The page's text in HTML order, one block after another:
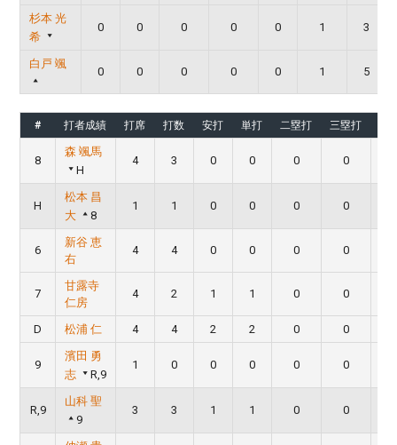
杉本 光
希
0 0 0 0 0 1 3
白戸 颯
0 0 0 0 0 1 5
# 打者成績 打席 打数 安打 単打 二塁打 三塁打
8
森 颯馬
H
4 3 0 0 0 0
H
松本 昌
大
8
1 1 0 0 0 0
6
新谷 恵
右
4 4 0 0 0 0
7
甘露寺
仁房
4 2 1 1 0 0
D 松浦 仁 4 4 2 2 0 0
9
濱田 勇
志
R,9
1 0 0 0 0 0
R,9
山科 聖
9
3 3 1 1 0 0